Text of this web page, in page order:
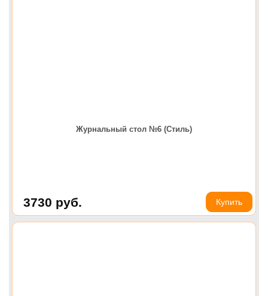
Журнальный стол №6 (Стиль)
3730 руб. Купить